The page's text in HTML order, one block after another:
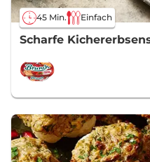
45 Min. Einfach
Scharfe